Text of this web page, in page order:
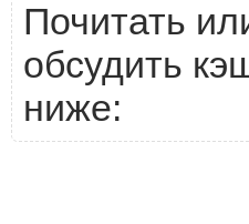
Почитать
обсудить
ниже: